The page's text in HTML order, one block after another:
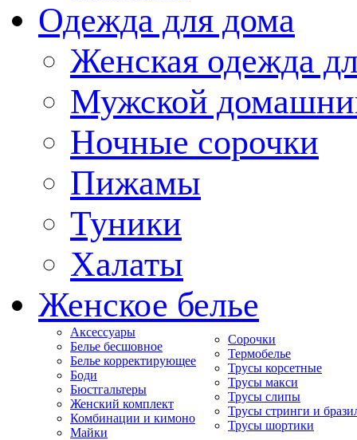
Одежда для дома
Женская одежда
Мужской
Ночные сорочки
Пижамы
Туники
Халаты
Женское белье
Аксессуары
Белье бесшовное
Белье корректирующее
Боди
Бюстгальтеры
Женский комплект
Комбинации и кимоно
Майки
Сорочки
Термобелье
Трусы корсетные
Трусы макси
Трусы слипы
Трусы стринги и
Трусы шортики